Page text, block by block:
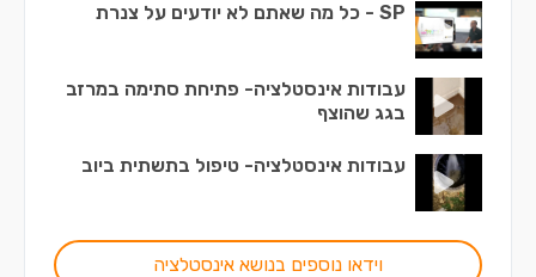
SP - כל מה שאתם לא יודעים על צנרת
עבודות אינסטלציה- פתיחת סתימה במרזב
בגג שהוצף
עבודות אינסטלציה- טיפול בתשתית ביוב
וידאו נוספים בנושא אינסטלציה